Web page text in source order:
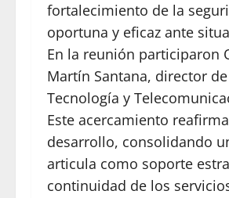
fortalecimiento de la
oportuna y eficaz ante
En la reunión participaron
Martín Santana, director
Tecnología y
Este acercamiento
desarrollo, consolidando
articula como soporte
continuidad de los